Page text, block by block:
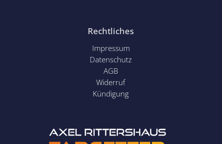
Rechtliches
Impressum
Datenschutz
AGB
Widerruf
Kündigung